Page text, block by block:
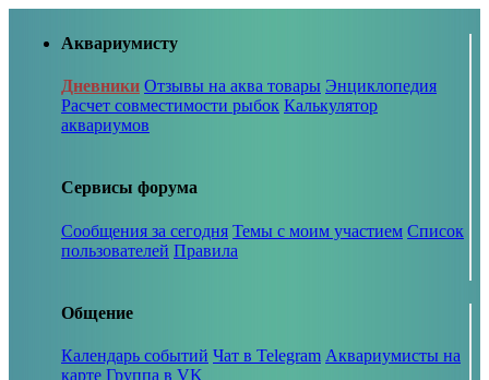
Аквариумисту
Дневники Отзывы на аква товары Энциклопедия
Расчет совместимости рыбок Калькулятор
аквариумов
Сервисы форума
Сообщения за сегодня Темы с моим участием Список
пользователей Правила
Общение
Календарь событий Чат в Telegram Аквариумисты на
карте Группа в VK